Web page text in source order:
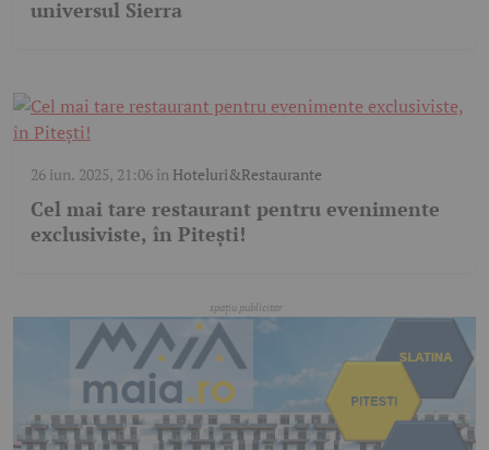
universul Sierra
26 iun. 2025, 21:06 în Hoteluri&Restaurante
Cel mai tare restaurant pentru evenimente
exclusiviste, în Pitești!